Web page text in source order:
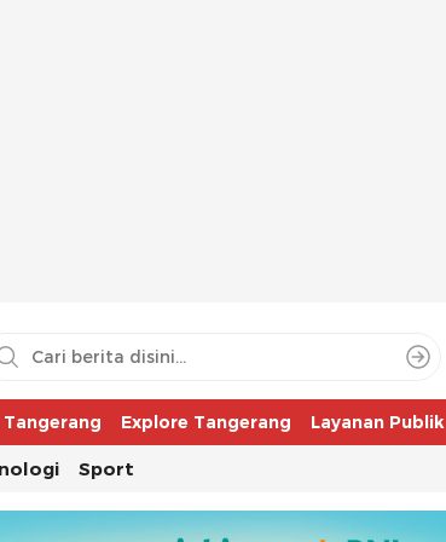
Explore Tangerang Layanan Publik
Sport